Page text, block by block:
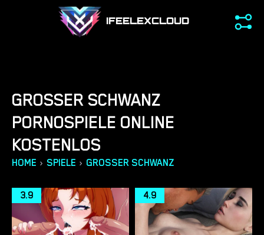
IFEELEXCLOUD
GROSSER SCHWANZ P
ORNOSPIELE ONLINE K
OSTENLOS
HOME › SPIELE › GROSSER SCHWANZ
3.9 4.9